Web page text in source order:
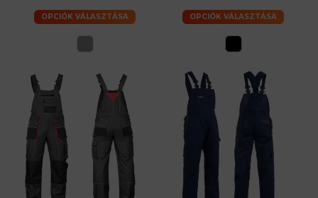
OPCIÓK VÁLASZTÁSA OPCIÓK VÁLASZTÁSA